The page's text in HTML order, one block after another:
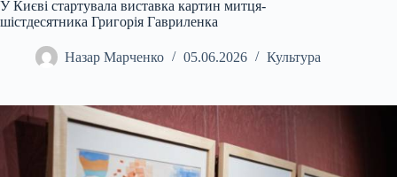
У Києві стартувала виставка картин митця-
шістдесятника Григорія Гавриленка
Назар Марченко 05.06.2026 Культура